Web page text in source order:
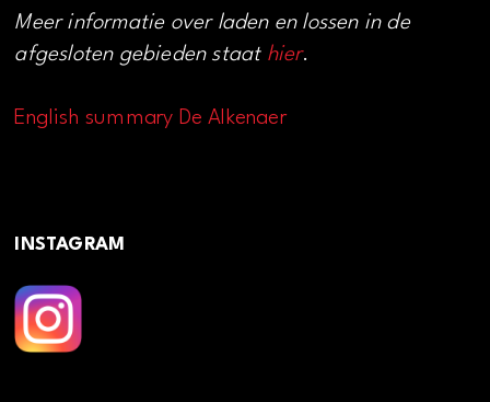
Meer informatie over laden en lossen in de
afgesloten gebieden staat hier.
English summary De Alkenaer
INSTAGRAM